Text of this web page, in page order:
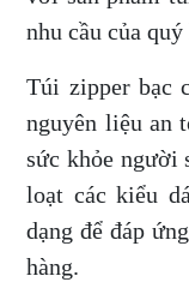
nhu cầu của
Túi zipper bạc
nguyên liệu an
sức khỏe người
loạt các kiểu
dạng để đáp
hàng.